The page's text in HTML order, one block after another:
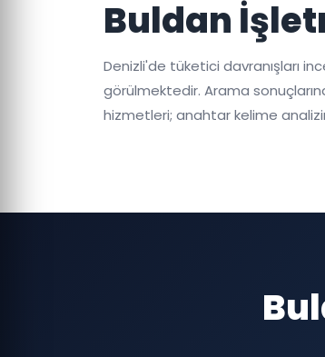
Buldan
Denizli'de tüketici davranışları
görülmektedir. Arama
hizmetleri; anahtar kelime